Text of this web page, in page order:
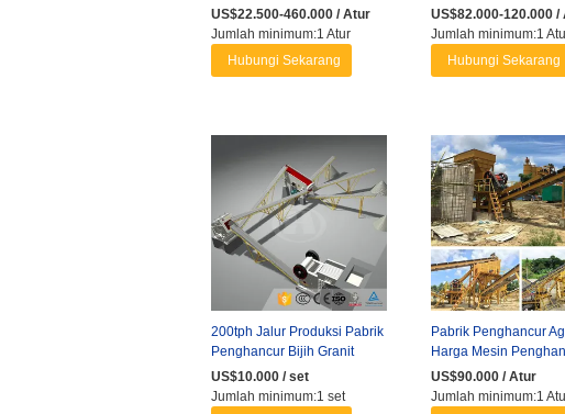
300-500 Ton Per Jam untuk
...
US$22.500-460.000 / Atur
Jumlah minimum:1 Atur
Hubungi Sekarang
100 Tph Pabrik
...
US$82.000-120.000 /
Jumlah minimum:1
Hubungi Sekarang
200tph Jalur Produksi Pabrik
Penghancur Bijih Granit
Mineral Lengkap
US$10.000 / set
Jumlah minimum:1 set
Pabrik Penghancur
Harga Mesin
Batu untuk Peralatan ...
US$90.000 / Atur
Jumlah minimum:1